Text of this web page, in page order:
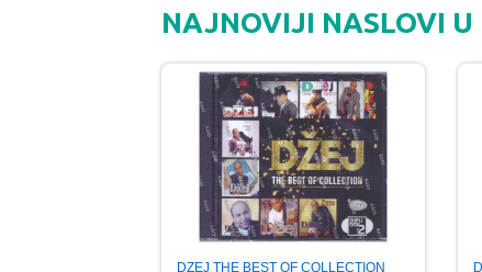
NAJNOVIJI NASLOVI
DZEJ THE BEST OF COLLECTION